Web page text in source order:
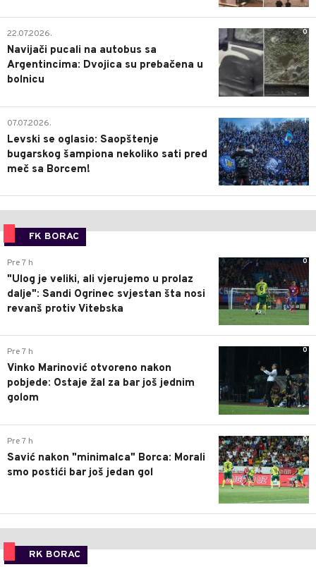
0
22.07.2026.
Navijači pucali na autobus sa
Argentincima: Dvojica su prebačena u
bolnicu
1
07.07.2026.
Levski se oglasio: Saopštenje
bugarskog šampiona nekoliko sati pred
meč sa Borcem!
FK BORAC
0
Pre 7 h
"Ulog je veliki, ali vjerujemo u prolaz
dalje": Sandi Ogrinec svjestan šta nosi
revanš protiv Vitebska
0
Pre 7 h
Vinko Marinović otvoreno nakon
pobjede: Ostaje žal za bar još jednim
golom
0
Pre 7 h
Savić nakon "minimalca" Borca: Morali
smo postići bar još jedan gol
RK BORAC